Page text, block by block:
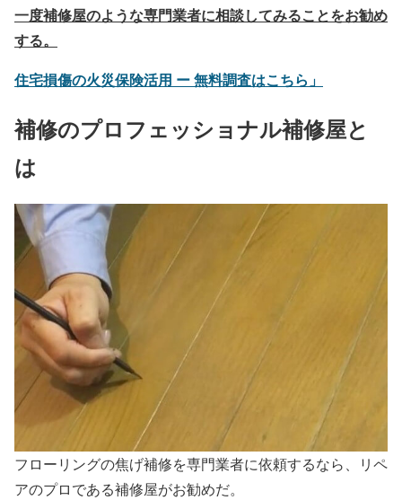
一度補修屋のような専門業者に相談してみることをお勧め
する。
住宅損傷の火災保険活用 ー 無料調査はこちら」
補修のプロフェッショナル補修屋と
は
フローリングの焦げ補修を専門業者に依頼するなら、リペ
アのプロである補修屋がお勧めだ。